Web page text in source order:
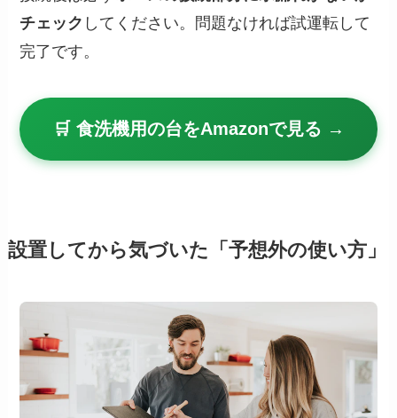
チェック してください。問題なければ試運転して
完了です。
🛒 食洗機用の台をAmazonで見る →
設置してから気づいた「予想外の使い方」